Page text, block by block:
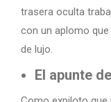
trasera oculta
con un aplomo
de lujo.
El apunte